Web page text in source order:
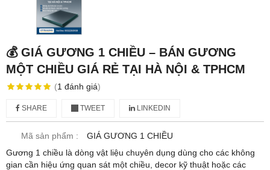
💰 GIÁ GƯƠNG 1 CHIỀU – BÁN GƯƠNG
MỘT CHIỀU GIÁ RẺ TẠI HÀ NỘI & TPHCM
(1 đánh giá)
SHARE TWEET LINKEDIN
Mã sản phẩm :
GIÁ GƯƠNG 1 CHIỀU
Gương 1 chiều là dòng vật liệu chuyên dụng dùng cho các không
gian cần hiệu ứng quan sát một chiều, decor kỹ thuật hoặc các